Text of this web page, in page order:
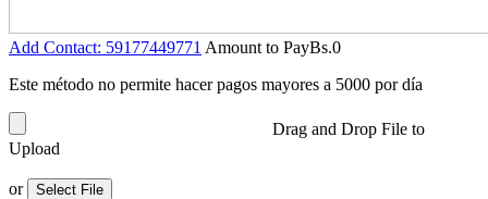
Add Contact: 59177449771 Amount to PayBs.0
Este método no permite hacer pagos mayores a 5000 por día
Drag and Drop File to
Upload
or Select File